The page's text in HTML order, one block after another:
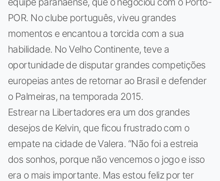
POR. No clube português, viveu grandes
momentos e encantou a torcida com a sua
habilidade. No Velho Continente, teve a
oportunidade de disputar grandes competições
europeias antes de retornar ao Brasil e defender
o Palmeiras, na temporada 2015.
Estrear na Libertadores era um dos grandes
desejos de Kelvin, que ficou frustrado com o
empate na cidade de Valera. “Não foi a estreia
dos sonhos, porque não vencemos o jogo e isso
era o mais importante. Mas estou feliz por ter